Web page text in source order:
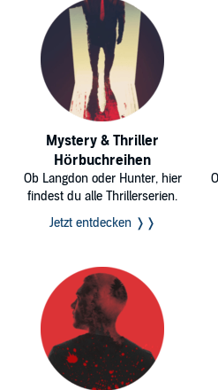
Mystery & Thriller
Hörbuchreihen
Ob Langdon oder Hunter, hier
findest du alle Thrillerserien.
Jetzt entdecken ❭❭